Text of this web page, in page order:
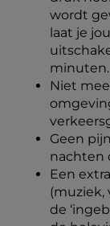
wordt
laat je
minuten.
Niet
Geen
nachten
Een
(muziek,
de